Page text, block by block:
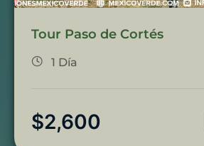
Tour Paso de Cortés
1 Día
$2,600